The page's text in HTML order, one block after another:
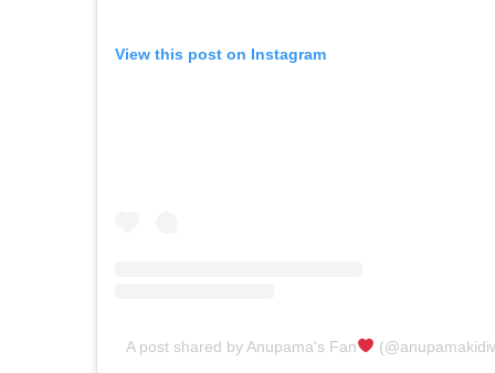
View this post on Instagram
A post shared by Anupama's Fan